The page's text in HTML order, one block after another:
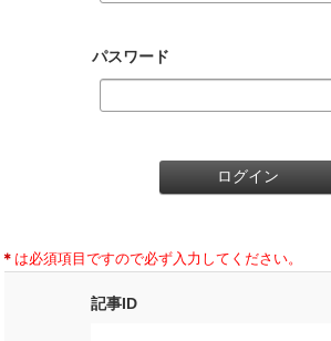
パスワード
＊ は必須項目ですので必ず入力してください。
記事ID